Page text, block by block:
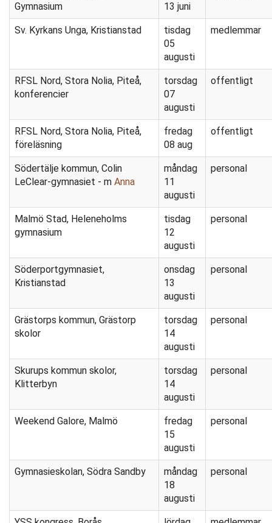
Gymnasium
13 juni
Sv. Kyrkans Unga, Kristianstad
tisdag
05
augusti
medlemmar
RFSL Nord, Stora Nolia, Piteå,
konferencier
torsdag
07
augusti
offentligt
RFSL Nord, Stora Nolia, Piteå,
föreläsning
fredag
08 aug
offentligt
Södertälje kommun, Colin
LeClear-gymnasiet - m Anna
måndag
11
augusti
personal
Malmö Stad, Heleneholms
gymnasium
tisdag
12
augusti
personal
Söderportgymnasiet,
Kristianstad
onsdag
13
augusti
personal
Grästorps kommun, Grästorp
skolor
torsdag
14
augusti
personal
Skurups kommun skolor,
Klitterbyn
torsdag
14
augusti
personal
Weekend Galore, Malmö
fredag
15
augusti
personal
Gymnasieskolan, Södra Sandby
måndag
18
augusti
personal